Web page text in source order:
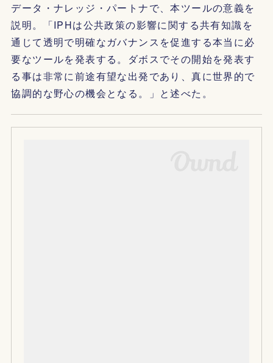
データ・ナレッジ・パートナで、本ツールの意義を
説明。「IPHは公共政策の影響に関する共有知識を
通じて透明で明確なガバナンスを促進する本当に必
要なツールを発表する。ダボスでその開始を発表す
る事は非常に前途有望な出発であり、真に世界的で
協調的な野心の機会となる。」と述べた。